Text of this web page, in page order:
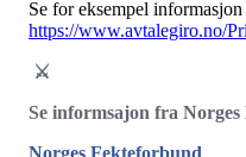
Se for eksempel
https://www.avtalegiro.no/
⚔️
Se informsajon fra
Norges Fekteforbund